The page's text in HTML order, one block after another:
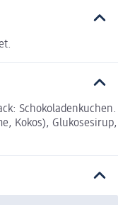
Schokoladenkuchen.
Kokos), Glukosesirup,